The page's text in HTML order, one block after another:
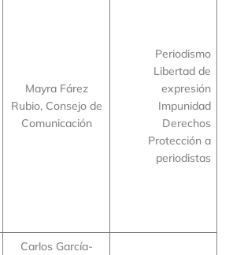
Mayra Fárez
Rubio, Consejo de
Comunicación
Periodismo
Libertad de
expresión
Impunidad
Derechos
Protección a
periodistas
Carlos García-